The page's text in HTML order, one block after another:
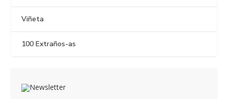
Viñeta
100 Extraños-as